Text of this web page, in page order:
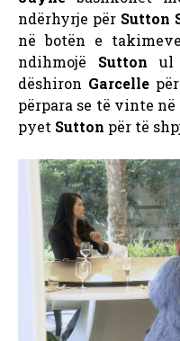
ndërhyrje për Sutton
në botën e
ndihmojë Sutton ul
dëshiron Garcellepër
përpara se të vinte
pyet Sutton për të